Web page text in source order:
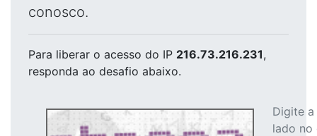
conosco.
Para liberar o acesso do IP 216.73.216.231,
responda ao desafio abaixo.
Digite
lado no